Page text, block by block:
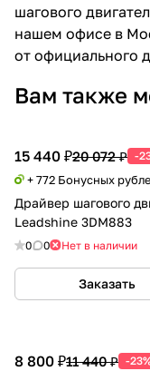
шагового
нашем офисе в
от официального
Вам также
15 440 ₽20 072 ₽ -
+ 772 Бонусных
Драйвер шагового
Leadshine 3DM883
0 0 Нет в наличии
Заказать
8 800 ₽11 440 ₽ -